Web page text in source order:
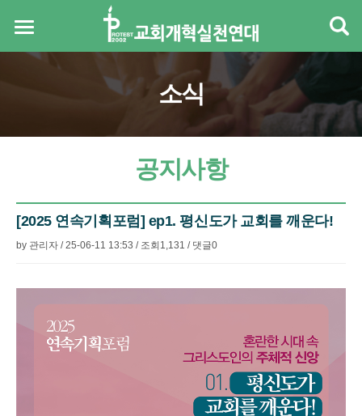
소식
공지사항
[2025 연속기획포럼] ep1. 평신도가 교회를 깨운다!
by 관리자 /25-06-11 13:53 / 조회 1,131 / 댓글0
본문